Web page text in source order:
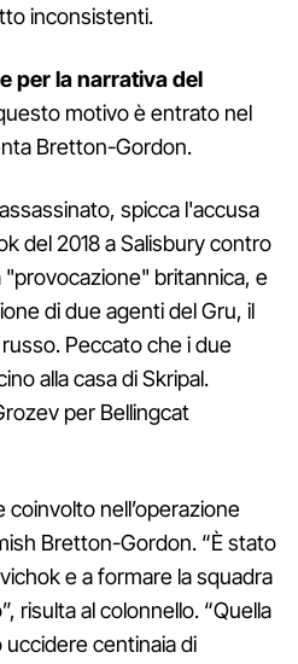
inconsistenti.
per la narrativa del
motivo è entrato nel
Bretton-Gordon.
spicca l'accusa
del 2018 a Salisbury contro
britannica, e
di due agenti del Gru, il
Peccato che i due
alla casa di Skripal.
per Bellingcat
nell’operazione
Bretton-Gordon. “È stato
e a formare la squadra
risulta al colonnello. “Quella
centinaia di